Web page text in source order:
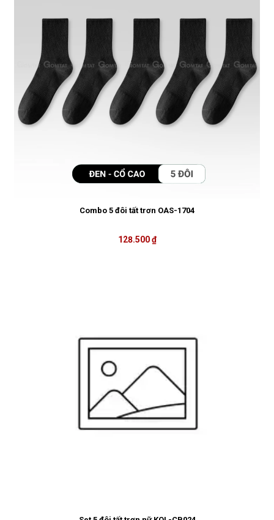
Combo 5 đôi tất trơn OAS-1704
128.500 ₫